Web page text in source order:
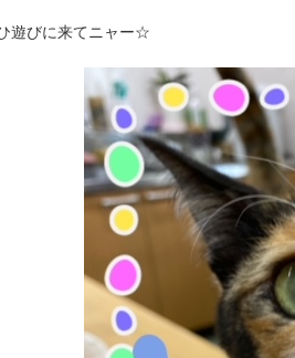
遊びに来てニャー☆